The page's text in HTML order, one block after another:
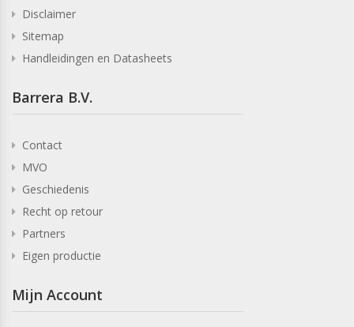
Disclaimer
Sitemap
Handleidingen en Datasheets
Barrera B.V.
Contact
MVO
Geschiedenis
Recht op retour
Partners
Eigen productie
Mijn Account